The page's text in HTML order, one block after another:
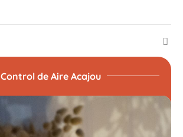
Control de Aire Acajou